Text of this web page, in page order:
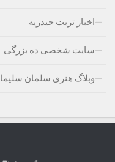
اخبار تربت حیدریه
سایت شخصی ده بزرگی
وبلاگ هنری سلمان